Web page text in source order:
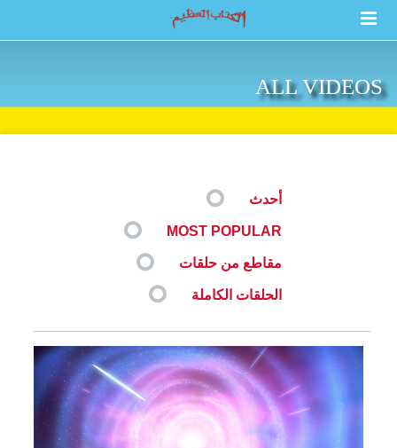
ALL VIDEOS
أحدث
MOST POPULAR
مقاطع من حلقات
الحلقات الكاملة